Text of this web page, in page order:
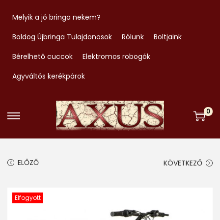
Melyik a jó bringa nekem?
Boldog Újbringa Tulajdonosok
Rólunk
Boltjaink
Bérelhető cuccok
Elektromos robogók
Agyváltós kerékpárok
S
S
0
ELŐZŐ KÖVETKEZŐ
Elfogyott